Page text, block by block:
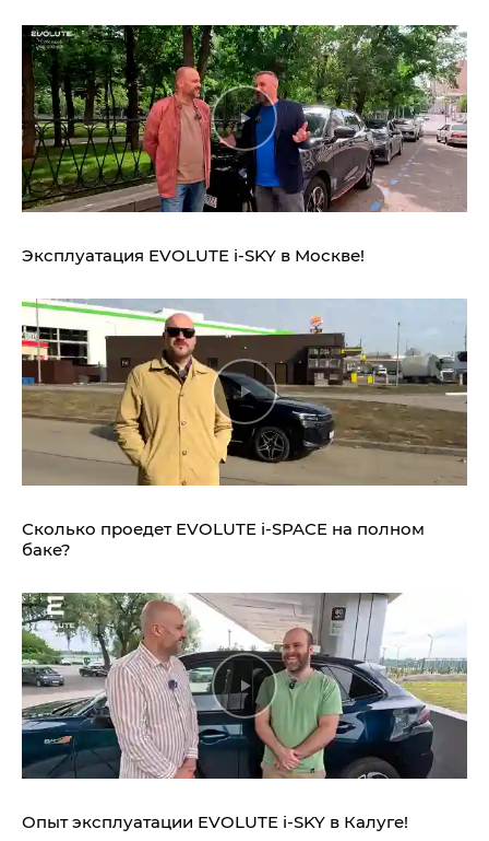
Эксплуатация EVOLUTE i‑SKY в Москве!
Сколько проедет EVOLUTE i‑SPACE на полном
баке?
Опыт эксплуатации EVOLUTE i‑SKY в Калуге!